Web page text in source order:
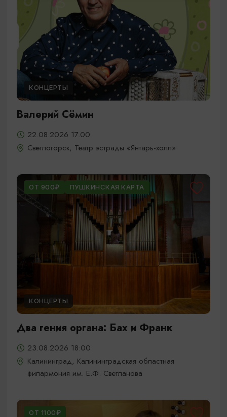
КОНЦЕРТЫ
Валерий Сёмин
22.08.2026 17.00
Светлогорск, Театр эстрады «Янтарь-холл»
ОТ 900₽ ПУШКИНСКАЯ КАРТА
КОНЦЕРТЫ
Два гения органа: Бах и Франк
23.08.2026 18:00
Калининград, Калининградская областная
филармония им. Е.Ф. Светланова
ОТ 1100₽